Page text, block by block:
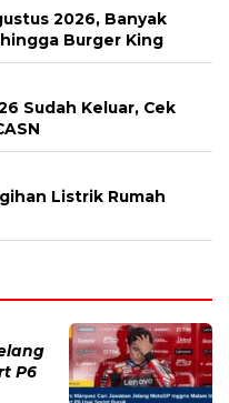
2026, Banyak
Burger King
Sudah Keluar, Cek
Listrik Rumah
P6